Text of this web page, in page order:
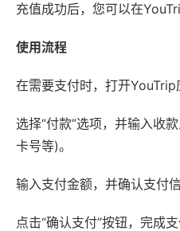
充值成功后，您可以在
使用流程
在需要支付时，打开YouTrip
选择“付款”选项，并输入收
卡号等)。
输入支付金额，并确认支付信
点击“确认支付”按钮，完成支